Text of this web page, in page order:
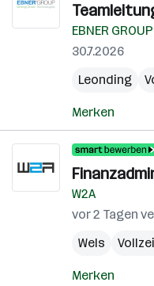
EBNER GROUP
30.7.2026
Leonding
Merken
W2A
vor 2 Tagen
Wels
Merken